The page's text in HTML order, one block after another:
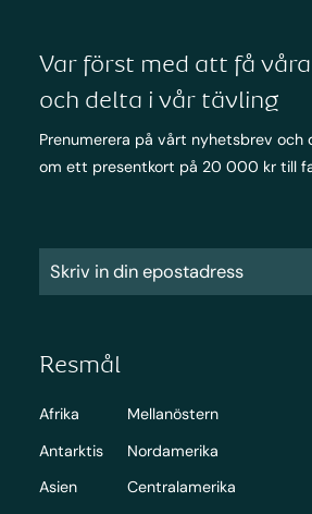
Var först med att få
och delta i vår tävling
Prenumerera på vårt nyhetsbrev och
om ett presentkort på 20 000 kr till
Resmål
Afrika
Antarktis
Asien
Mellanöstern
Nordamerika
Centralamerika